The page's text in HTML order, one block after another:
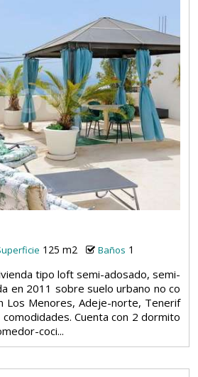
125 m2 Baños 1
tipo loft semi-adosado, semi-
en 2011 sobre suelo urbano no co
Los Menores, Adeje-norte, Tenerif
Cuenta con 2 dormito
coci...